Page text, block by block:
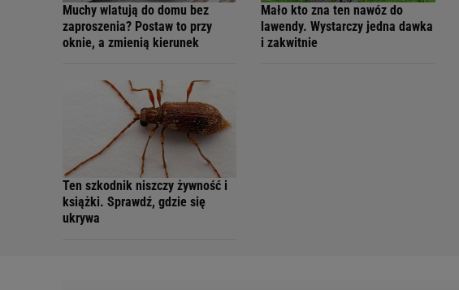
Muchy wlatują do domu bez
zaproszenia? Postaw to przy
oknie, a zmienią kierunek
Mało kto zna ten nawóz do
lawendy. Wystarczy jedna dawka
i zakwitnie
Ten szkodnik niszczy żywność i
książki. Sprawdź, gdzie się
ukrywa